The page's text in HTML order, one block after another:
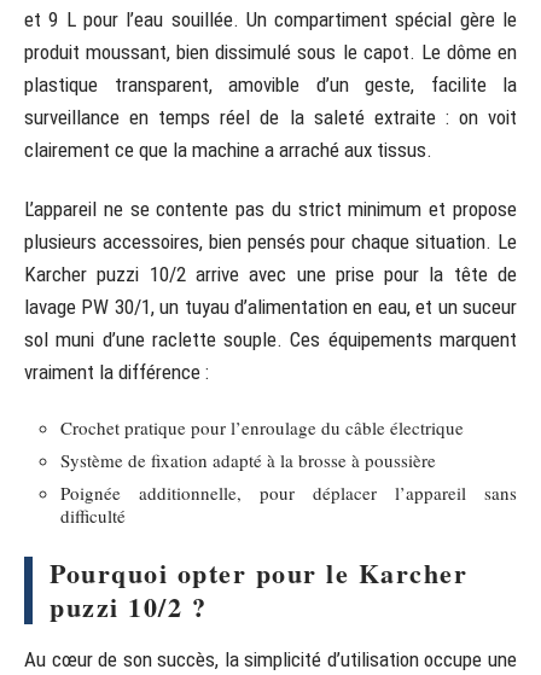
et 9 L pour l’eau souillée. Un compartiment spécial gère le
produit moussant, bien dissimulé sous le capot. Le dôme en
plastique transparent, amovible d’un geste, facilite la
surveillance en temps réel de la saleté extraite : on voit
clairement ce que la machine a arraché aux tissus.
L’appareil ne se contente pas du strict minimum et propose
plusieurs accessoires, bien pensés pour chaque situation. Le
Karcher puzzi 10/2 arrive avec une prise pour la tête de
lavage PW 30/1, un tuyau d’alimentation en eau, et un suceur
sol muni d’une raclette souple. Ces équipements marquent
vraiment la différence :
Crochet pratique pour l’enroulage du câble électrique
Système de fixation adapté à la brosse à poussière
Poignée additionnelle, pour déplacer l’appareil sans
difficulté
Pourquoi opter pour le Karcher
puzzi 10/2 ?
Au cœur de son succès, la simplicité d’utilisation occupe une